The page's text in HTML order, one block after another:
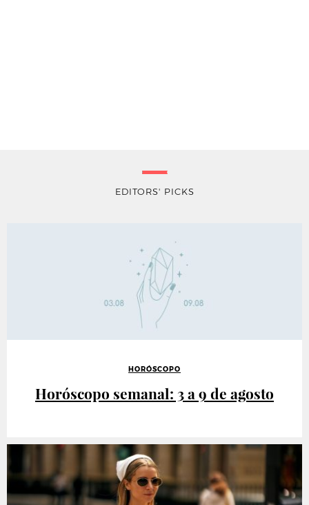
EDITORS' PICKS
HORÓSCOPO
Horóscopo semanal: 3 a 9 de agosto